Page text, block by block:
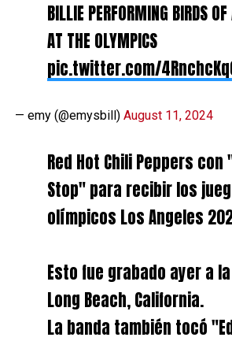
BILLIE PERFORMING BIRDS
AT THE OLYMPICS
pic.twitter.com/
— emy (@emysbill) August 11, 2024
Red Hot Chili Peppers con
Stop" para recibir los
olímpicos Los Angeles
Esto fue grabado ayer a
Long Beach, California.
La banda también tocó